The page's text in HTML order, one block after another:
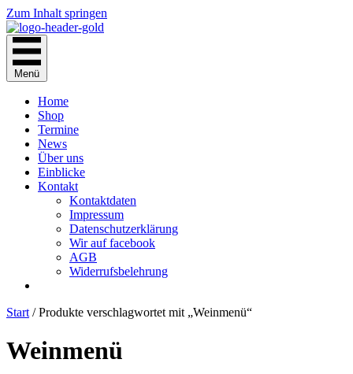
Zum Inhalt springen
Menü
Home
Shop
Termine
News
Über uns
Einblicke
Kontakt
Kontaktdaten
Impressum
Datenschutzerklärung
Wir auf facebook
AGB
Widerrufsbelehrung
Start / Produkte verschlagwortet mit „Weinmenü“
Weinmenü